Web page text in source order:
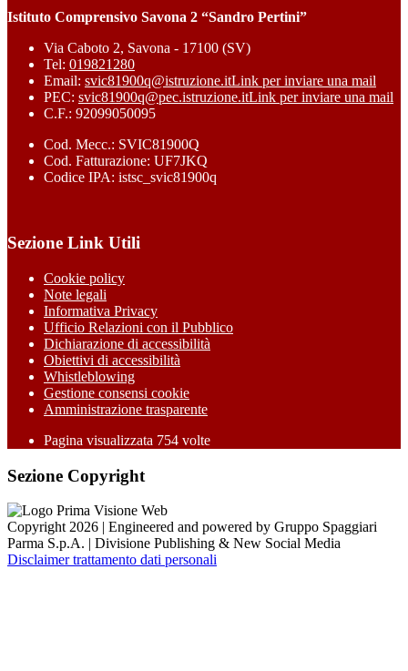
Istituto Comprensivo Savona 2 “Sandro Pertini”
Via Caboto 2, Savona - 17100 (SV)
Tel: 019821280
Email: svic81900q@istruzione.itLink per inviare una mail
PEC: svic81900q@pec.istruzione.itLink per inviare una mail
C.F.: 92099050095
Cod. Mecc.: SVIC81900Q
Cod. Fatturazione: UF7JKQ
Codice IPA: istsc_svic81900q
Sezione Link Utili
Cookie policy
Note legali
Informativa Privacy
Ufficio Relazioni con il Pubblico
Dichiarazione di accessibilità
Obiettivi di accessibilità
Whistleblowing
Gestione consensi cookie
Amministrazione trasparente
Pagina visualizzata 754 volte
Sezione Copyright
Copyright 2026 | Engineered and powered by Gruppo Spaggiari
Parma S.p.A. | Divisione Publishing & New Social Media
Disclaimer trattamento dati personali